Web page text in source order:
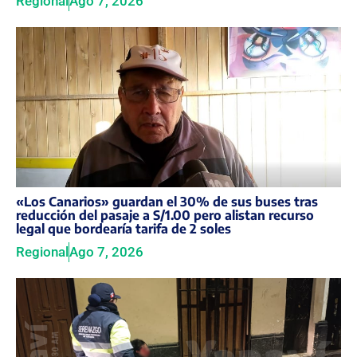
«Los Canarios» guardan el 30% de sus buses tras
reducción del pasaje a S/1.00 pero alistan recurso
legal que bordearía tarifa de 2 soles
RegionalAgo 7, 2026